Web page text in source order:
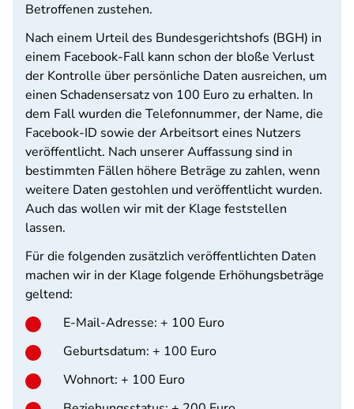
Betroffenen zustehen.
Nach einem Urteil des Bundesgerichtshofs (BGH) in
einem Facebook-Fall kann schon der bloße Verlust
der Kontrolle über persönliche Daten ausreichen, um
einen Schadensersatz von 100 Euro zu erhalten. In
dem Fall wurden die Telefonnummer, der Name, die
Facebook-ID sowie der Arbeitsort eines Nutzers
veröffentlicht. Nach unserer Auffassung sind in
bestimmten Fällen höhere Beträge zu zahlen, wenn
weitere Daten gestohlen und veröffentlicht wurden.
Auch das wollen wir mit der Klage feststellen
lassen.
Für die folgenden zusätzlich veröffentlichten Daten
machen wir in der Klage folgende Erhöhungsbeträge
geltend:
E-Mail-Adresse: + 100 Euro
Geburtsdatum: + 100 Euro
Wohnort: + 100 Euro